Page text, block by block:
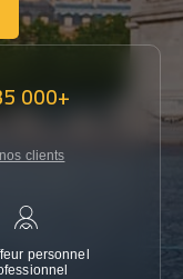
000+
clients
personnel